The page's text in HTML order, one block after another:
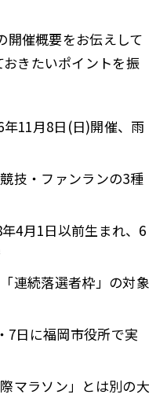
開催概要をお伝えして
きたいポイントを振
11月8日(日)開催、雨
技・ファンランの3種
4月1日以前生まれ、6
連続落選者枠」の対象
7日に福岡市役所で実
マラソン」とは別の大